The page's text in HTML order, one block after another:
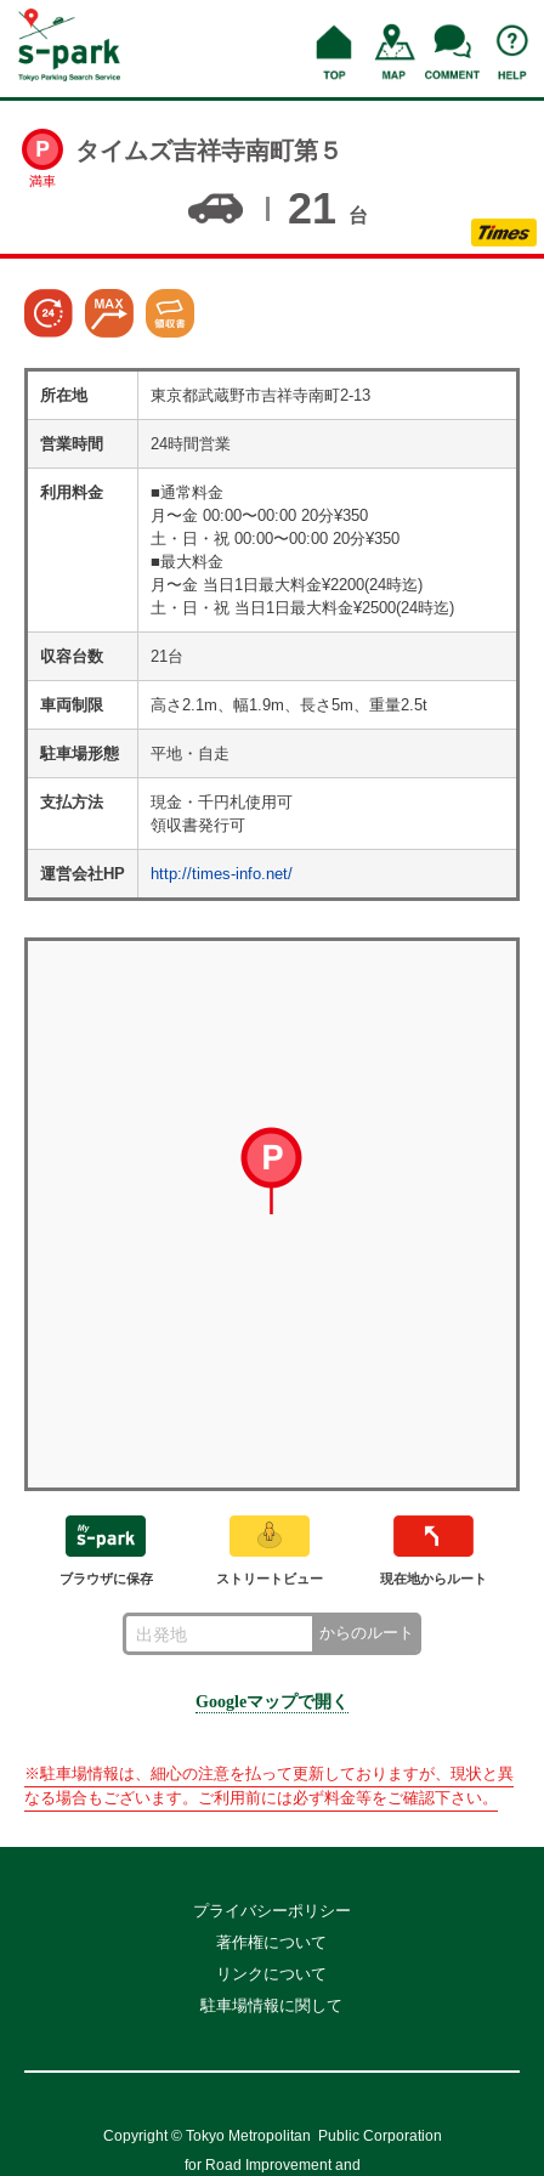
満車
タイムズ吉祥寺南町第５
21 台
所在地 東京都武蔵野市吉祥寺南町2-13
営業時間 24時間営業
利用料金
■通常料金
月〜金 00:00〜00:00 20分¥350
土・日・祝 00:00〜00:00 20分¥350
■最大料金
月〜金 当日1日最大料金¥2200(24時迄)
土・日・祝 当日1日最大料金¥2500(24時迄)
収容台数 21台
車両制限 高さ2.1m、幅1.9m、長さ5m、重量2.5t
駐車場形態 平地・自走
支払方法
現金・千円札使用可
領収書発行可
運営会社HP http://times-info.net/
ブラウザに保存 ストリートビュー 現在地からルート
からのルート
Googleマップで開く
※駐車場情報は、細心の注意を払って更新しておりますが、現状と異
なる場合もございます。ご利用前には必ず料金等をご確認下さい。
プライバシーポリシー
著作権について
リンクについて
駐車場情報に関して
Copyright © Tokyo Metropolitan
Public Corporation
for Road Improvement and